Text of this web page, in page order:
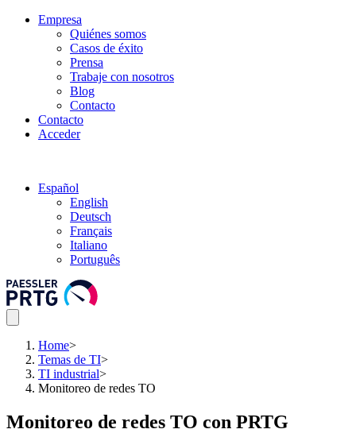
Empresa
Quiénes somos
Casos de éxito
Prensa
Trabaje con nosotros
Blog
Contacto
Contacto
Acceder
Español
English
Deutsch
Français
Italiano
Português
Home>
Temas de TI>
TI industrial>
Monitoreo de redes TO
Monitoreo de redes TO con PRTG